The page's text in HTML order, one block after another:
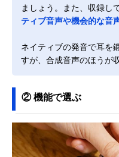
ましょう。また、収録し
ティブ音声や機会的な音
ネイティブの発音で耳を
すが、合成音声のほうが
② 機能で選ぶ